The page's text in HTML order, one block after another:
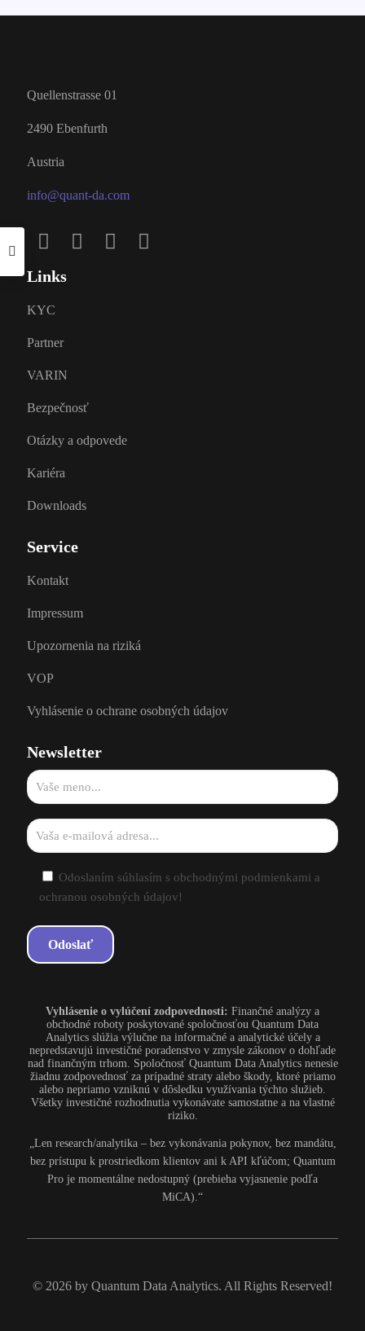
Quellenstrasse 01
2490 Ebenfurth
Austria
info@quant-da.com
Links
KYC
Partner
VARIN
Bezpečnosť
Otázky a odpovede
Kariéra
Downloads
Service
Kontakt
Impressum
Upozornenia na riziká
VOP
Vyhlásenie o ochrane osobných údajov
Newsletter
Odoslaním súhlasím s obchodnými podmienkami a
ochranou osobných údajov!
Vyhlásenie o vylúčení zodpovednosti: Finančné analýzy a
obchodné roboty poskytované spoločnosťou Quantum Data
Analytics slúžia výlučne na informačné a analytické účely a
nepredstavujú investičné poradenstvo v zmysle zákonov o dohľade
nad finančným trhom. Spoločnosť Quantum Data Analytics nenesie
žiadnu zodpovednosť za prípadné straty alebo škody, ktoré priamo
alebo nepriamo vzniknú v dôsledku využívania týchto služieb.
Všetky investičné rozhodnutia vykonávate samostatne a na vlastné
riziko.
„Len research/analytika – bez vykonávania pokynov, bez mandátu,
bez prístupu k prostriedkom klientov ani k API kľúčom; Quantum
Pro je momentálne nedostupný (prebieha vyjasnenie podľa
MiCA).“
© 2026 by Quantum Data Analytics. All Rights Reserved!